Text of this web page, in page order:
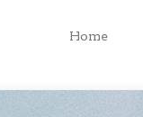
Home